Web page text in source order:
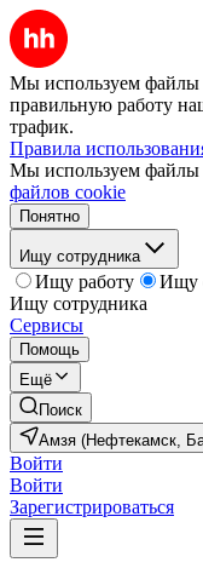
Мы используем файлы
правильную работу
трафик.
Правила
Мы используем файлы
файлов cookie
Понятно
Ищу сотрудника
Ищу работу
Ищу
Ищу сотрудника
Сервисы
Помощь
Ещё
Поиск
Амзя (Нефтекамск,
Войти
Войти
Зарегистрироваться